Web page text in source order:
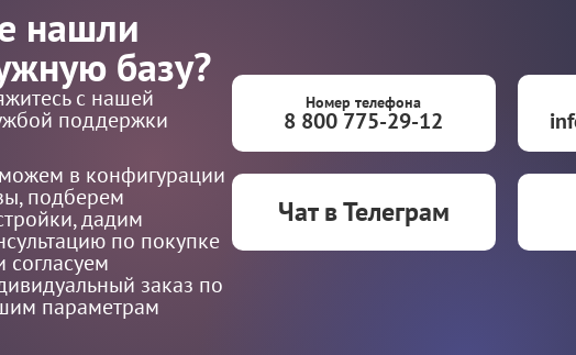
нашли
базу?
с нашей
поддержки
в конфигурации
подберем
дадим
по покупке
согласуем
заказ по
параметрам
Номер телефона
8 800 775-29-12
Чат в Телеграм